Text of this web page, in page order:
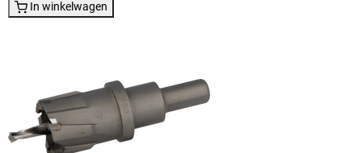
In winkelwagen